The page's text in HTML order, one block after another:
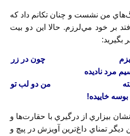
من نشست و چنان تکانم داد که
بر خود مي‌لرزم. حالا اين دو بيت
بگيريد:
در تو آويزم چون در زر
مرد ناديده
ناخنان خسته من دو لب تو
بوسه خاييده!
بيزاري از درگيري با حقارت‌ها و
ديگر تمناي داغ‌ترين آويزش در پيچ و